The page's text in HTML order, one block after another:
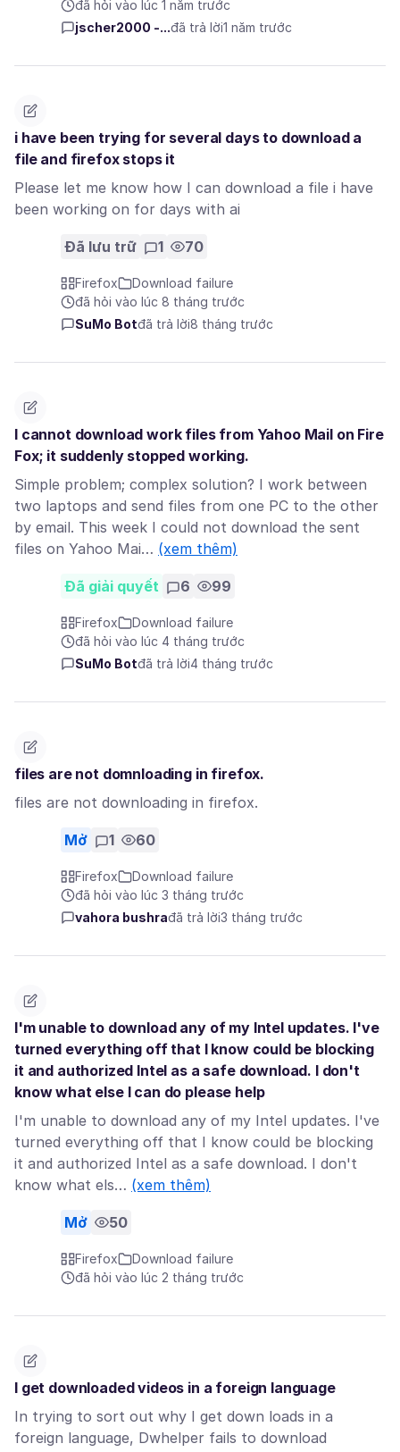
đã hỏi vào lúc 1 năm trước
jscher2000 -...đã trả lời1 năm trước
i have been trying for several days to download a
file and firefox stops it
Please let me know how I can download a file i have
been working on for days with ai
Đã lưu trữ 1 70
Firefox
Download failure
đã hỏi vào lúc 8 tháng trước
SuMo Botđã trả lời8 tháng trước
I cannot download work files from Yahoo Mail on Fire
Fox; it suddenly stopped working.
Simple problem; complex solution? I work between
two laptops and send files from one PC to the other
by email. This week I could not download the sent
files on Yahoo Mai… (xem thêm)
Đã giải quyết 6 99
Firefox
Download failure
đã hỏi vào lúc 4 tháng trước
SuMo Botđã trả lời4 tháng trước
files are not domnloading in firefox.
files are not downloading in firefox.
Mở 1 60
Firefox
Download failure
đã hỏi vào lúc 3 tháng trước
vahora bushrađã trả lời3 tháng trước
I'm unable to download any of my Intel updates. I've
turned everything off that I know could be blocking
it and authorized Intel as a safe download. I don't
know what else I can do please help
I'm unable to download any of my Intel updates. I've
turned everything off that I know could be blocking
it and authorized Intel as a safe download. I don't
know what els… (xem thêm)
Mở 50
Firefox
Download failure
đã hỏi vào lúc 2 tháng trước
I get downloaded videos in a foreign language
In trying to sort out why I get down loads in a
foreign language, Dwhelper fails to download